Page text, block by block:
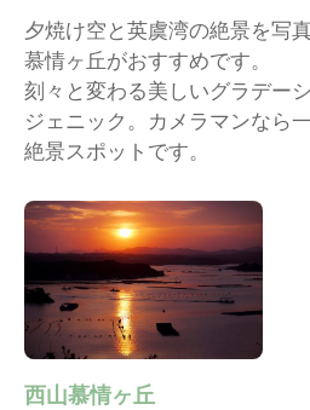
夕焼け空と英虞湾の絶景を写
慕情ヶ丘がおすすめです。
刻々と変わる美しいグラデー
ジェニック。カメラマンなら
絶景スポットです。
西山慕情ヶ丘